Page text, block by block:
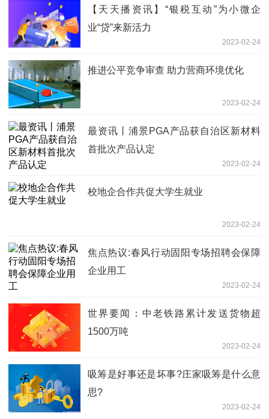
【天天播资讯】“银税互动”为小微企
业“贷”来新活力
2023-02-24
推进公平竞争审查 助力营商环境优化
2023-02-24
最资讯丨浦景PGA产品获自治区新材料
首批次产品认定
2023-02-24
校地企合作共促大学生就业
2023-02-24
焦点热议:春风行动固阳专场招聘会保障
企业用工
2023-02-24
世界要闻：中老铁路累计发送货物超
1500万吨
2023-02-24
吸筹是好事还是坏事?庄家吸筹是什么意
思?
2023-02-24